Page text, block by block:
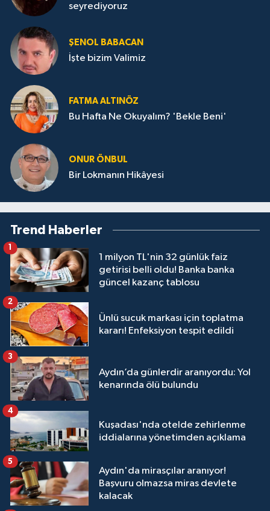
seyrediyoruz
ŞENOL BABACAN
İşte bizim Valimiz
FATMA ALTINÖZ
Bu Hafta Ne Okuyalım? 'Bekle Beni'
ONUR ÖNBUL
Bir Lokmanın Hikâyesi
Trend Haberler
1 milyon TL'nin 32 günlük faiz
getirisi belli oldu! Banka banka
güncel kazanç tablosu
1
Ünlü sucuk markası için toplatma
kararı! Enfeksiyon tespit edildi
2
Aydın’da günlerdir aranıyordu: Yol
kenarında ölü bulundu
3
Kuşadası'nda otelde zehirlenme
iddialarına yönetimden açıklama
4
Aydın'da mirasçılar aranıyor!
Başvuru olmazsa miras devlete
kalacak
5